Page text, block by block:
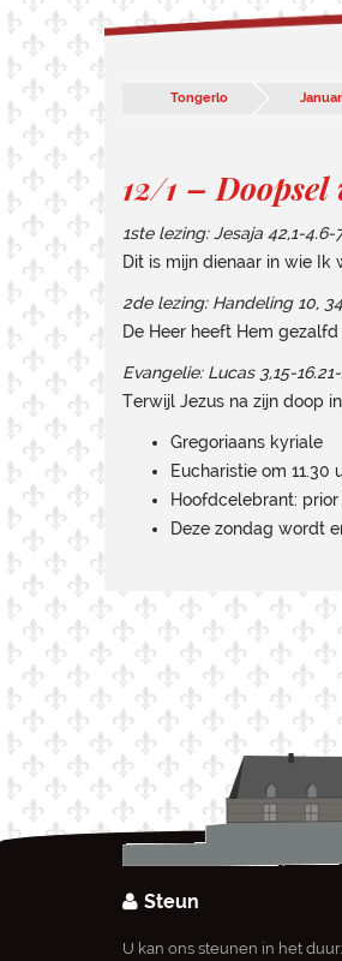
Tongerlo
12/1 –
1ste lezing: Jesaja 42,1-4.6-
Dit is mijn dienaar in wie Ik
2de lezing: Handeling 10,
De Heer heeft Hem
Evangelie: Lucas 3,15-
Terwijl Jezus na zijn doop
Gregoriaans kyriale
Eucharistie om 11.30
Hoofdcelebrant:
Deze zondag wordt
Steun
U kan ons steunen in het